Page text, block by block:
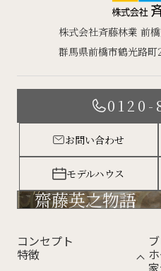
株式会社斉藤林業 前
群馬県前橋市鶴光路町
コンセプト
特徴
0120-
お問い合わせ
モデルハウス
齋藤英之物語